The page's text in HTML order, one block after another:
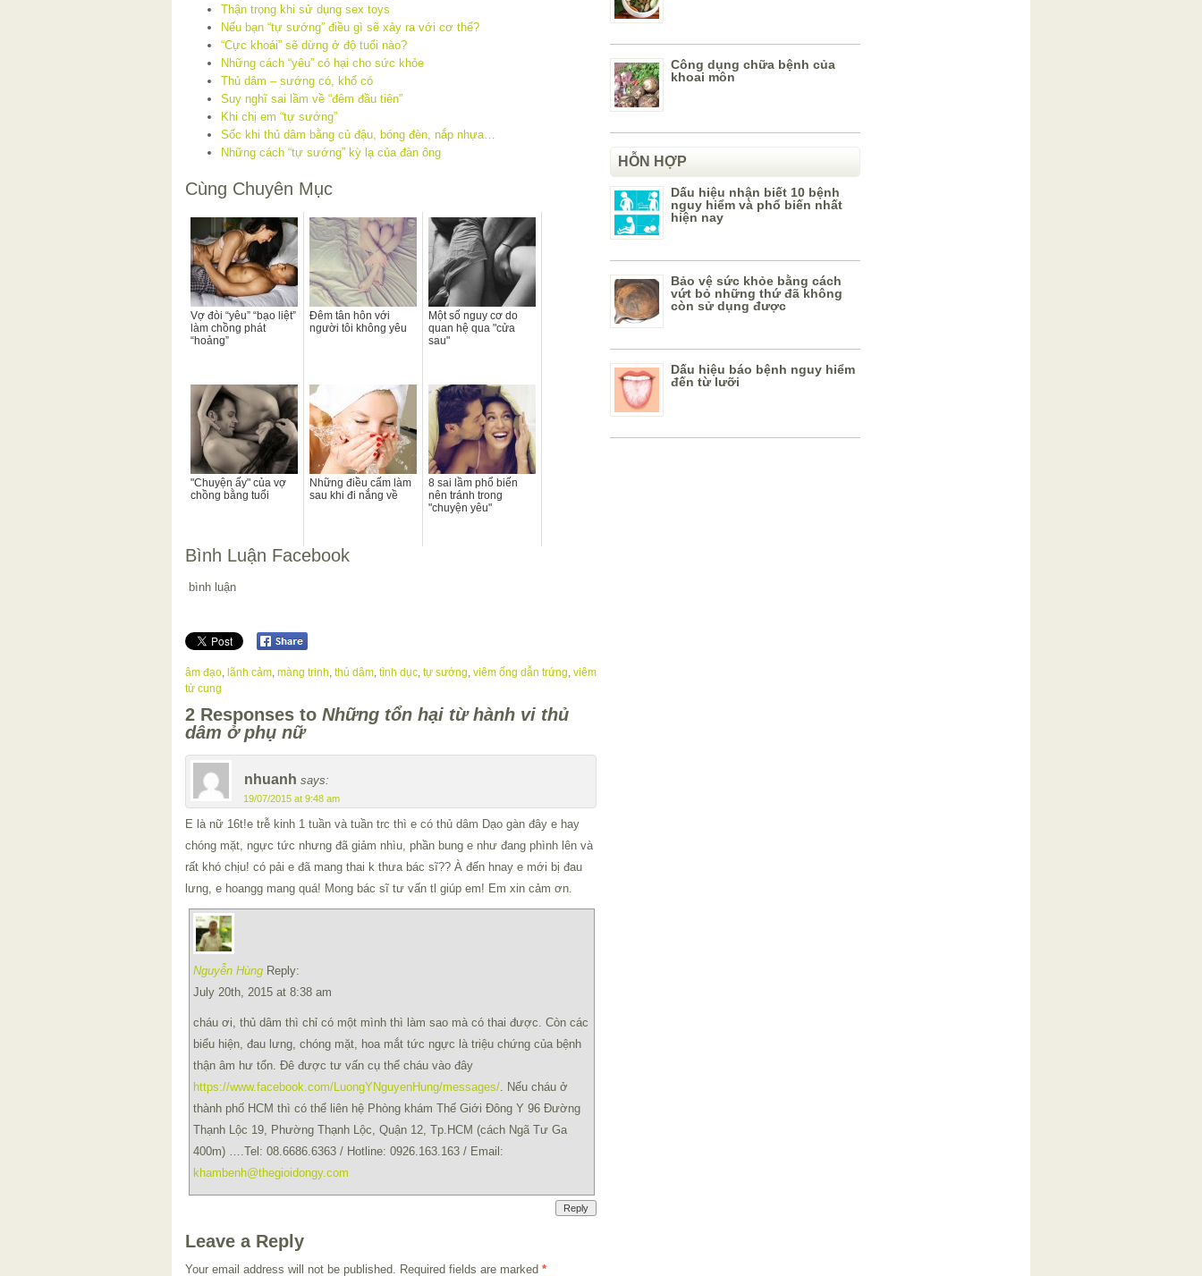
Thận trọng khi sử dụng sex toys
Nếu bạn “tự sướng” điều gì sẽ xảy ra với cơ thể?
“Cực khoái” sẽ dừng ở độ tuổi nào?
Những cách “yêu” có hại cho sức khỏe
Thủ dâm – sướng có, khổ có
Suy nghĩ sai lầm về “đêm đầu tiên”
Khi chị em “tự sướng”
Sốc khi thủ dâm bằng củ đậu, bóng đèn, nắp nhựa…
Những cách “tự sướng” kỳ lạ của đàn ông
Cùng Chuyên Mục
Vợ đòi “yêu” “bạo liệt”
làm chồng phát
“hoảng”
Đêm tân hôn với
người tôi không yêu
Một số nguy cơ do
quan hệ qua "cửa
sau"
"Chuyện ấy" của vợ
chồng bằng tuổi
Những điều cấm làm
sau khi đi nắng về
8 sai lầm phổ biến
nên tránh trong
"chuyện yêu"
Bình Luận Facebook
bình luận
âm đạo lãnh cảm màng trinh thủ dâm tình dục tự sướng viêm ống dẫn trứng viêm
tử cung
2 Responses to Những tổn hại từ hành vi thủ
dâm ở phụ nữ
nhuanh says:
19/07/2015 at 9:48 am
E là nữ 16t!e trễ kinh 1 tuần và tuần trc thì e có thủ dâm Dạo gàn đây e hay
chóng mặt, ngực tức nhưng đã giảm nhìu, phần bung e như đang phình lên và
rất khó chịu! có pải e đã mang thai k thưa bác sĩ?? À đến hnay e mới bị đau
lưng, e hoangg mang quá! Mong bác sĩ tư vấn tl giúp em! Em xin cảm ơn.
Nguyễn Hùng Reply:
July 20th, 2015 at 8:38 am
cháu ơi, thủ dâm thì chỉ có một mình thì làm sao mà có thai được. Còn các
biểu hiện, đau lưng, chóng mặt, hoa mắt tức ngực là triệu chứng của bệnh
thận âm hư tổn. Đê được tư vấn cụ thể cháu vào đây
https://www.facebook.com/LuongYNguyenHung/messages/ . Nếu cháu ở
thành phố HCM thì có thể liên hệ Phòng khám Thế Giới Đông Y 96 Đường
Thạnh Lộc 19, Phường Thạnh Lộc, Quận 12, Tp.HCM (cách Ngã Tư Ga
400m) ….Tel: 08.6686.6363 / Hotline: 0926.163.163 / Email:
khambenh@thegioidongy.com
Reply
Leave a Reply
Your email address will not be published. Required fields are marked *
Công dụng chữa bệnh của
khoai môn
HỖN HỢP
Dấu hiệu nhận biết 10 bệnh
nguy hiểm và phổ biến nhất
hiện nay
Bảo vệ sức khỏe bằng cách
vứt bỏ những thứ đã không
còn sử dụng được
Dấu hiệu báo bệnh nguy hiểm
đến từ lưỡi